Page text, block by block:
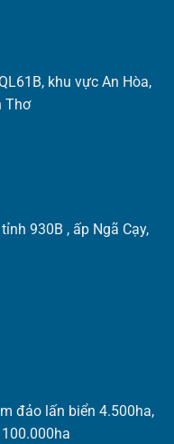
khu vực An Hòa,
Thơ
930B , ấp Ngã Cạy,
đảo lấn biển 4.500ha,